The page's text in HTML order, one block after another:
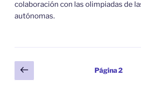
colaboración con las olimpiadas de
autónomas.
Paginación
de
Página
anterior
Página2